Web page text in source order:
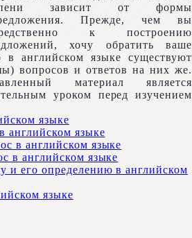
зависит от формы
Прежде, чем вы
к построению
хочу обратить ваше
английском языке существуют
вопросов и ответов на них же.
материал является
уроком перед изучением
языке
английском языке
в английском языке
в английском языке
и его определению в английском
языке